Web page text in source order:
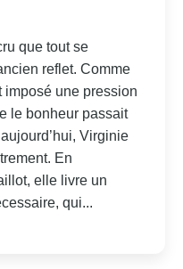
que tout se
reflet. Comme
imposé une pression
le bonheur passait
Virginie
En
elle livre un
qui...